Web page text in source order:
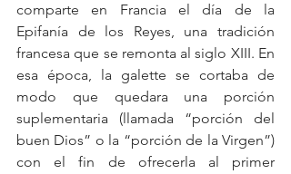
comparte en Francia el día de la
Epifanía de los Reyes, una tradición
francesa que se remonta al siglo XIII. En
esa época, la galette se cortaba de
modo que quedara una porción
suplementaria (llamada “porción del
buen Dios” o la “porción de la Virgen”)
con el fin de ofrecerla al primer